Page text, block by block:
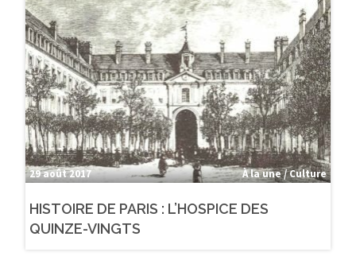
29 août 2017 À la une / Culture
HISTOIRE DE PARIS : L’HOSPICE DES
QUINZE-VINGTS